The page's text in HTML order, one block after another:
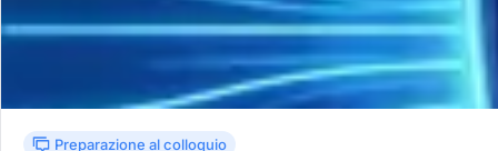
Preparazione al colloquio